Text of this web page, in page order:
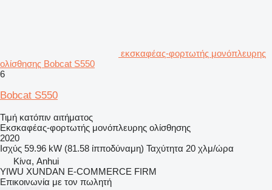
εκσκαφέας-φορτωτής μονόπλευρης
ολίσθησης Bobcat S550
6
Bobcat S550
Τιμή κατόπιν αιτήματος
Εκσκαφέας-φορτωτής μονόπλευρης ολίσθησης
2020
Ισχύς 59.96 kW (81.58 ίπποδύναμη) Ταχύτητα 20 χλμ/ώρα
Κίνα, Anhui
YIWU XUNDAN E-COMMERCE FIRM
Επικοινωνία με τον πωλητή